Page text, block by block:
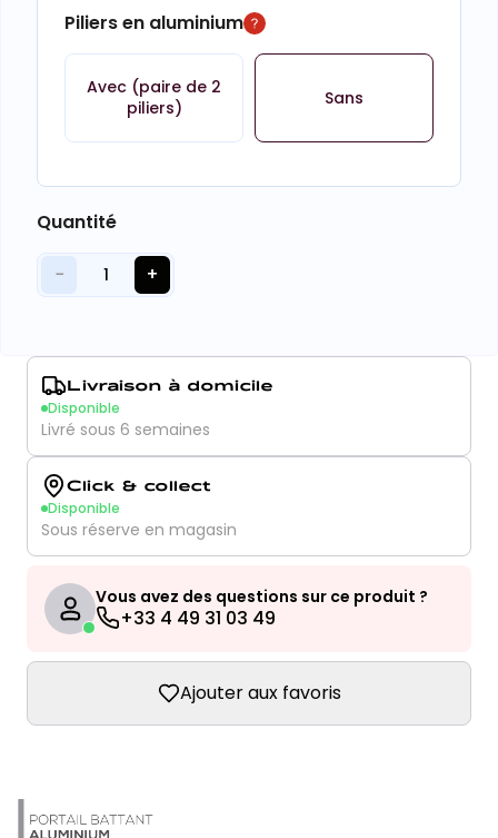
Piliers en aluminium
Avec (paire de 2
piliers)
Sans
Quantité
− 1 +
Livraison à domicile
Disponible
Livré sous 6 semaines
Click & collect
Disponible
Sous réserve en magasin
Vous avez des questions sur ce produit ?
+33 4 49 31 03 49
Ajouter aux favoris